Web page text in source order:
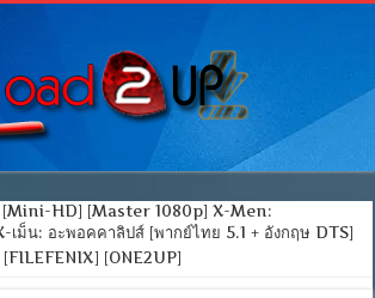
[Mini-HD] [Master 1080p] X-Men:
ม็น: อะพอคคาลิปส์ [พากย์ไทย 5.1 + อังกฤษ DTS]
[ONE2UP]